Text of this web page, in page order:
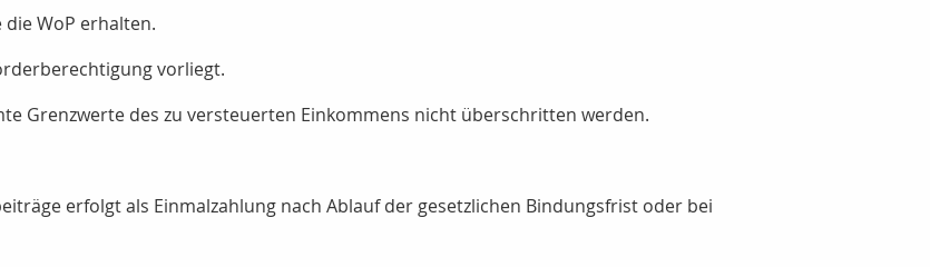
die WoP erhalten.
vorliegt.
Grenzwerte des zu versteuerten Einkommens nicht überschritten werden.
erfolgt als Einmalzahlung nach Ablauf der gesetzlichen Bindungsfrist oder bei